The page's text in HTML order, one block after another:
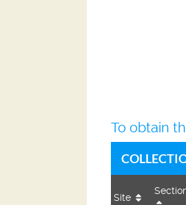
To obtain
Site